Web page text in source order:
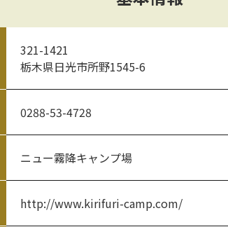
321-1421
栃木県日光市所野1545-6
0288-53-4728
ニュー霧降キャンプ場
http://www.kirifuri-camp.com/